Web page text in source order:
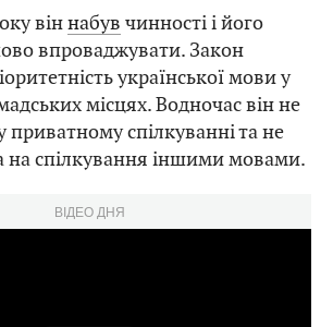
віннабув чинності і його
впроваджувати. Закон
української мови у
місцях. Водночас він не
приватному спілкуванні та не
на спілкування іншими мовами.
ВІДЕО ДНЯ